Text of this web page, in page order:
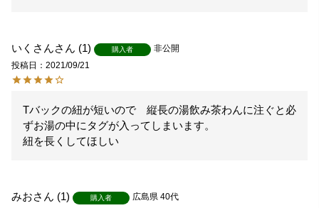
いくさん 1 購入者
非公開
投稿日
2021/09/21
Tバックの紐が短いので　縦長の湯飲み茶わんに注ぐと必
ずお湯の中にタグが入ってしまいます。
紐を長くしてほしい
みお 1 購入者 広島県 40代